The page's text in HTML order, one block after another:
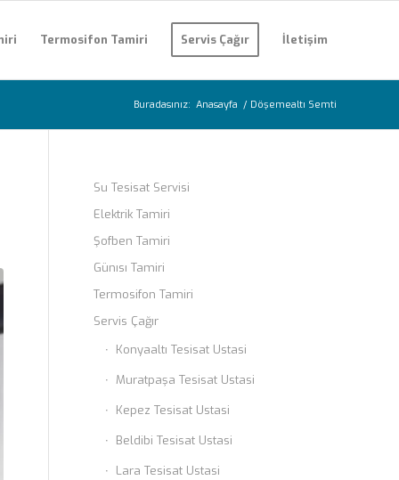
Termosifon Tamiri Servis Çağır İletişim
Buradasınız: Anasayfa / Döşemealtı Semti
Su Tesisat Servisi
Elektrik Tamiri
Şofben Tamiri
Günısı Tamiri
Termosifon Tamiri
Servis Çağır
Konyaaltı Tesisat Ustasi
Muratpaşa Tesisat Ustasi
Kepez Tesisat Ustasi
Beldibi Tesisat Ustasi
Lara Tesisat Ustasi